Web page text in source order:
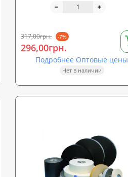
317,00грн. -7%
296,00грн.
Подробнее Оптовые цены
Нет в наличии